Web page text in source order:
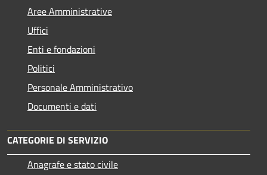
Aree Amministrative
Uffici
Enti e fondazioni
Politici
Personale Amministrativo
Documenti e dati
CATEGORIE DI SERVIZIO
Anagrafe e stato civile